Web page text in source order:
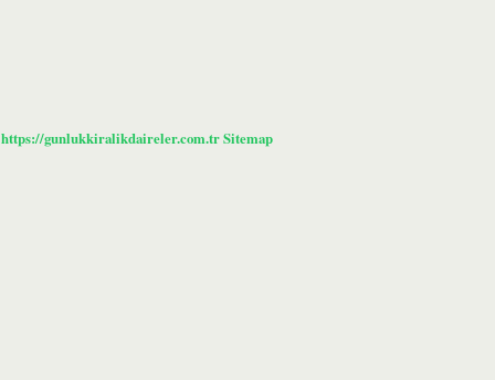
https://gunlukkiralikdaireler.com.trSitemap